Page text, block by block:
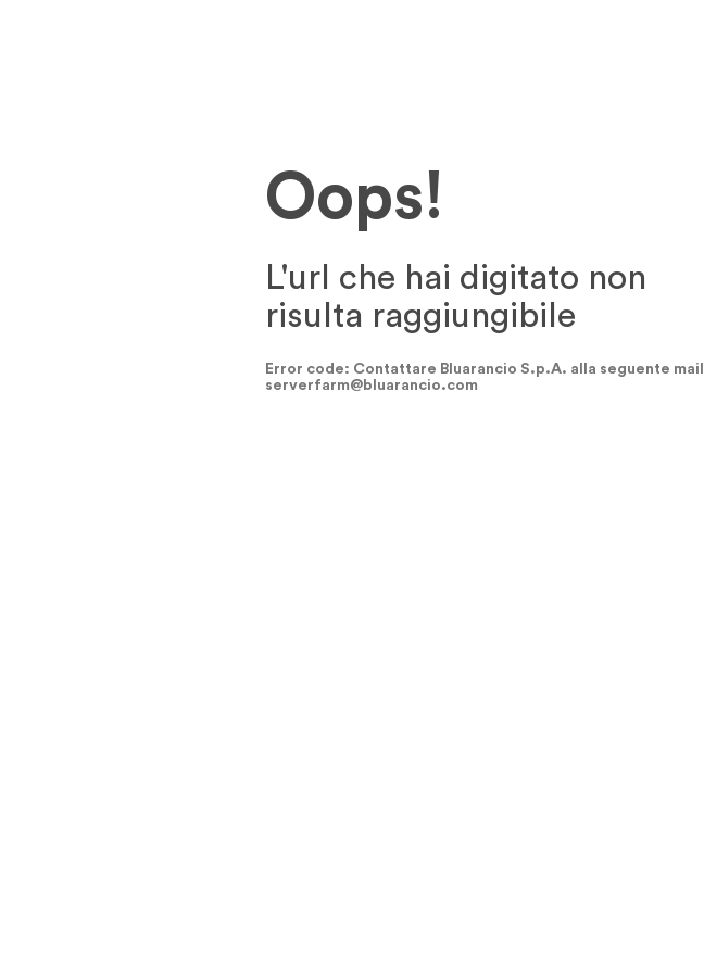
Oops!
L'url che hai digitato non
risulta raggiungibile
Error code: Contattare Bluarancio S.p.A. alla seguente mail
serverfarm@bluarancio.com